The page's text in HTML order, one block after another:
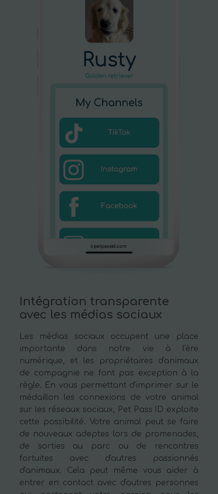
Intégration transparente
avec les médias sociaux
Les médias sociaux occupent une place
importante dans notre vie à l'ère
numérique, et les propriétaires d'animaux
de compagnie ne font pas exception à la
règle. En vous permettant d'imprimer sur le
médaillon les connexions de votre animal
sur les réseaux sociaux, Pet Pass ID exploite
cette possibilité. Votre animal peut se faire
de nouveaux adeptes lors de promenades,
de sorties au parc ou de rencontres
fortuites avec d'autres passionnés
d'animaux. Cela peut même vous aider à
entrer en contact avec d'autres personnes